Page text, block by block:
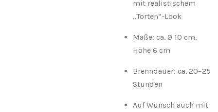
mit realistischem
„Torten“-Look
Maße: ca. Ø 10 cm,
Höhe 6 cm
Brenndauer: ca. 20–25
Stunden
Auf Wunsch auch mit